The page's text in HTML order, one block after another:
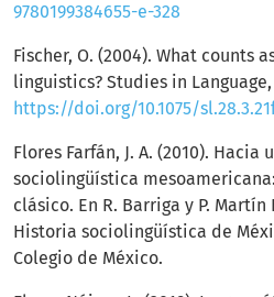
9780199384655-e-328
Fischer, O. (2004). What counts
linguistics? Studies in Language,
https://doi.org/10.1075/
Flores Farfán, J. A. (2010). Hacia
sociolingüística
clásico. En R. Barriga y P. Martín
Historia sociolingüística de
Colegio de México.